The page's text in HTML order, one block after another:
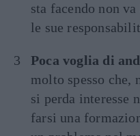
sta facendo non
le sue
Poca voglia di
molto spesso che,
si perda interesse
farsi una